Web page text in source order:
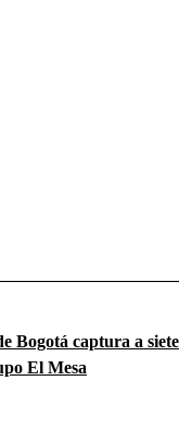
Bogotá captura a
El Mesa